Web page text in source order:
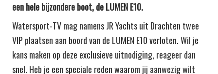
een hele bijzondere boot, de LUMEN E10.
Watersport-TV mag namens JR Yachts uit Drachten twee
VIP plaatsen aan boord van de LUMEN E10 verloten. Wil je
kans maken op deze exclusieve uitnodiging, reageer dan
snel. Heb je een speciale reden waarom jij aanwezig wilt